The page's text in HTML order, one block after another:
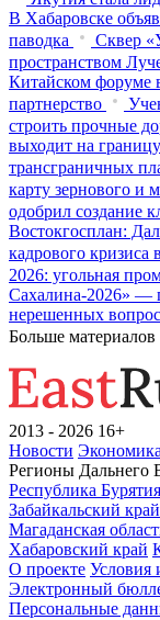
В Хабаровске
паводка
Сквер
пространством
Китайском форуме
партнерство
строить прочные
выходит на
трансграничных
карту зернового и
одобрил создание
Востокгосплан:
кадрового кризиса
2026: угольная
Сахалина-2026» —
нерешенных
Больше материалов
2013 - 2026 16+
Новости Экономика
Регионы Дальнего
Республика Бурятия
Забайкальский край
Магаданская
Хабаровский край
О проекте Условия
Электронный
Персональные